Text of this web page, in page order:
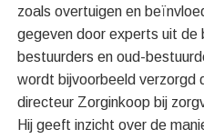
zoals overtuigen en
gegeven door experts uit de
bestuurders en oud-
wordt bijvoorbeeld verzorgd
directeur Zorginkoop bij
Hij geeft inzicht over de